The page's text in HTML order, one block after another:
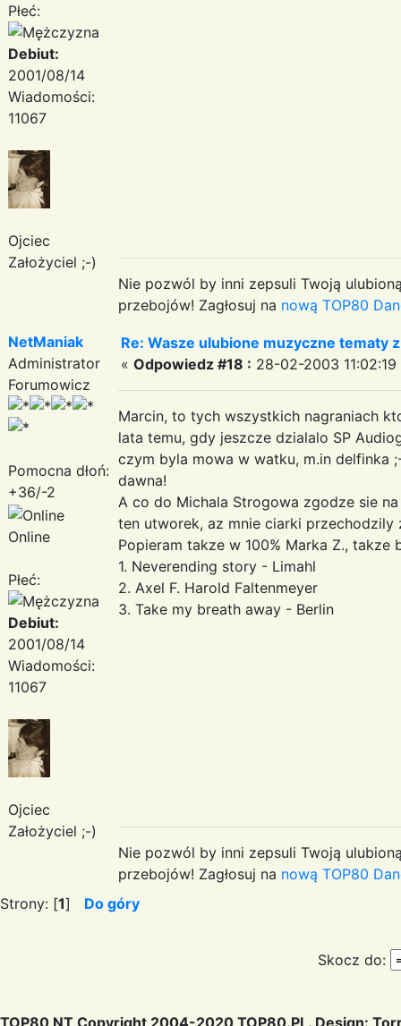
Płeć:
Debiut:
2001/08/14
Wiadomości:
11067
Ojciec
Założyciel ;-)
Nie pozwól by inni zepsuli Twoją
przebojów! Zagłosuj na nową TOP80
NetManiak
Administrator
Forumowicz
Pomocna dłoń:
+36/-2
Online
Płeć:
Debiut:
2001/08/14
Wiadomości:
11067
Ojciec
Założyciel ;-)
Re: Wasze ulubione muzyczne tematy
« Odpowiedz #18 : 28-02-2003 11:02:19
Marcin, to tych wszystkich nagraniach
lata temu, gdy jeszcze dzialalo SP
czym byla mowa w watku, m.in delfinka
dawna!
A co do Michala Strogowa zgodze sie
ten utworek, az mnie ciarki
Popieram takze w 100% Marka Z., takze
1. Neverending story - Limahl
2. Axel F. Harold Faltenmeyer
3. Take my breath away - Berlin
Nie pozwól by inni zepsuli Twoją
przebojów! Zagłosuj na nową TOP80
Strony: [1] Do góry
Skocz do:
TOP80 NT Copyright 2004-2020 TOP80.PL. Design: